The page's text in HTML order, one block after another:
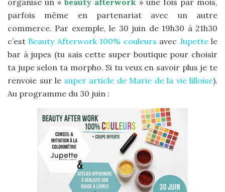
parfois même en partenariat avec un autre
commerce. Par exemple, le 30 juin de 19h30 à 21h30
c’est Beauty Afterwork 100% couleurs avec Jupettele
bar à jupes (tu sais cette super boutique pour choisir
ta jupe selon ta morpho. Si tu veux en savoir plus je te
renvoie sur le super article de Marie de la vie lilloise).
Au programme du 30 juin :